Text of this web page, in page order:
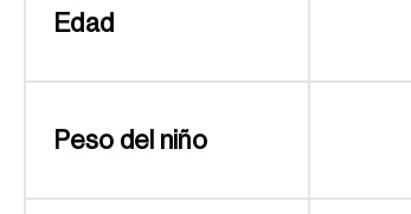
Edad
Peso del niño